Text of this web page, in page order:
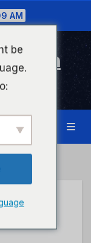
AM
be